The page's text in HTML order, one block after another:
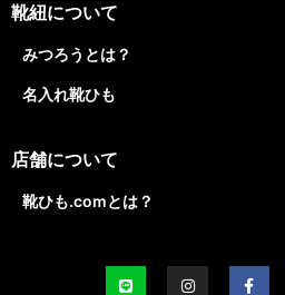
靴紐について
みつろうとは？
名入れ靴ひも
店舗について
靴ひも.comとは？
n
e
s
t
c
e